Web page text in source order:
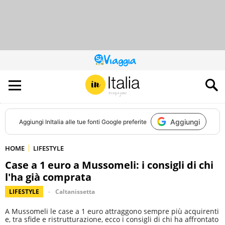
QUESTO
SITO
CONTRIBUISCE
ALL’AUDIENCE
DI
Aggiungi InItalia alle tue fonti Google preferite Aggiungi
HOME LIFESTYLE
Case a 1 euro a Mussomeli: i consigli di chi
l'ha già comprata
LIFESTYLE Caltanissetta
A Mussomeli le case a 1 euro attraggono sempre più acquirenti
e, tra sfide e ristrutturazione, ecco i consigli di chi ha affrontato